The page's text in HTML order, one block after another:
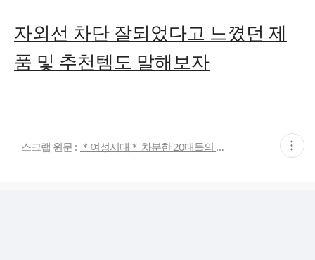
자외선 차단 잘되었다고 느꼈던 제
품 및 추천템도 말해보자
스크랩 원문 : ＊여성시대＊ 차분한 20대들의 알흠다운 공간 현
재